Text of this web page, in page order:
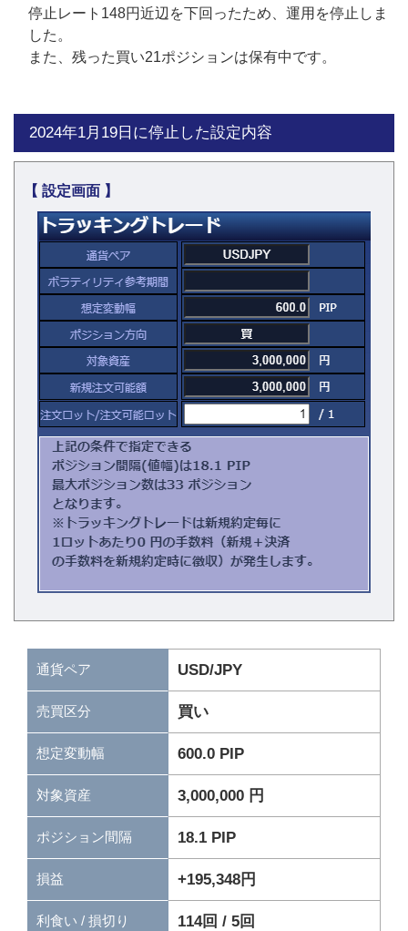
停止レート148円近辺を下回ったため、運用を停止しま
した。
また、残った買い21ポジションは保有中です。
2024年1月19日に停止した設定内容
【 設定画面 】
通貨ペア USD/JPY
売買区分 買い
想定変動幅 600.0 PIP
対象資産 3,000,000 円
ポジション間隔 18.1 PIP
損益 +195,348円
利食い / 損切り 114回 / 5回